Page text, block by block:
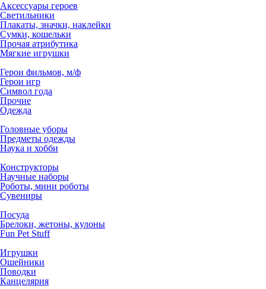
Аксессуары героев
Светильники
Плакаты, значки, наклейки
Сумки, кошельки
Прочая атрибутика
Мягкие игрушки
Герои фильмов, м/ф
Герои игр
Символ года
Прочие
Одежда
Головные уборы
Предметы одежды
Наука и хобби
Конструкторы
Научные наборы
Роботы, мини роботы
Сувениры
Посуда
Брелоки, жетоны, кулоны
Fun Pet Stuff
Игрушки
Ошейники
Поводки
Канцелярия